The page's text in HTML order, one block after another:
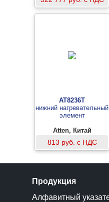
AT8236T
нижний нагревательный
элемент
Atten, Китай
813 руб. с НДС
Продукция
Алфавитный